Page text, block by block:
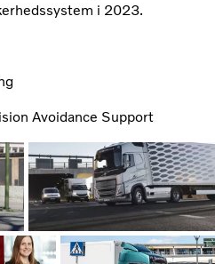
i 2023.
Avoidance Support